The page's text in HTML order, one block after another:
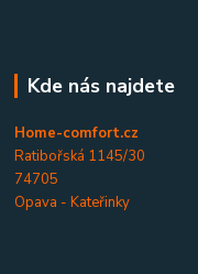
Kde nás najdete
Home-comfort.cz
Ratibořská 1145/30
74705
Opava - Kateřinky